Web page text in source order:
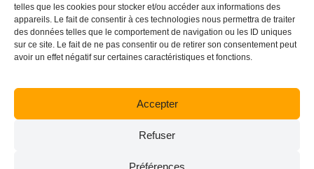
telles que les cookies pour stocker et/ou accéder aux informations des
appareils. Le fait de consentir à ces technologies nous permettra de traiter
des données telles que le comportement de navigation ou les ID uniques
sur ce site. Le fait de ne pas consentir ou de retirer son consentement peut
avoir un effet négatif sur certaines caractéristiques et fonctions.
Accepter
Refuser
Préférences